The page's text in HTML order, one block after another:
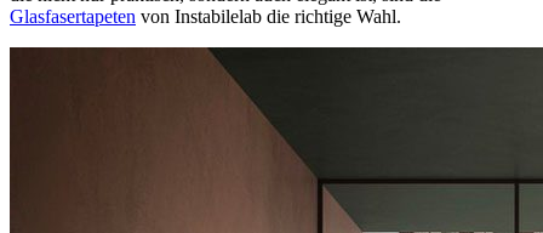
Glasfasertapeten von Instabilelab die richtige Wahl.